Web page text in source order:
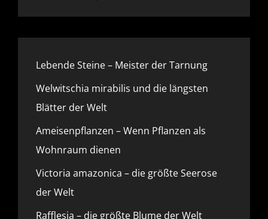
Lebende Steine – Meister der Tarnung
Welwitschia mirabilis und die längsten
Blätter der Welt
Ameisenpflanzen – Wenn Pflanzen als
Wohnraum dienen
Victoria amazonica – die größte Seerose
der Welt
Rafflesia – die größte Blume der Welt